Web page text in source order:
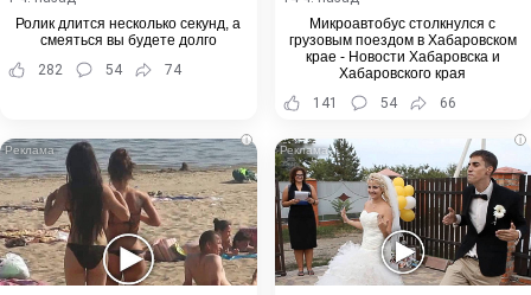
Ролик длится несколько секунд, а
смеяться вы будете долго
282
54 74
Микроавтобус столкнулся с
грузовым поездом в Хабаровском
крае - Новости Хабаровска и
Хабаровского края
141
54 66
i i